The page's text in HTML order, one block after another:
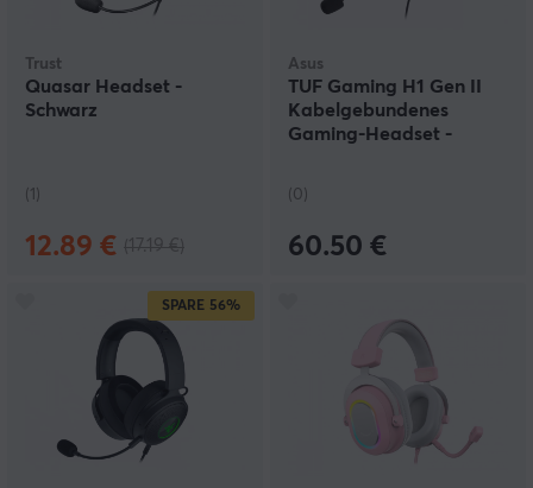
Trust
Quasar Headset -
Schwarz
(1)
12.89 €
Asus
TUF Gaming H1 Gen II
Kabelgebundenes
Gaming‑Headset -
(0)
60.50 €
SPARE 56%